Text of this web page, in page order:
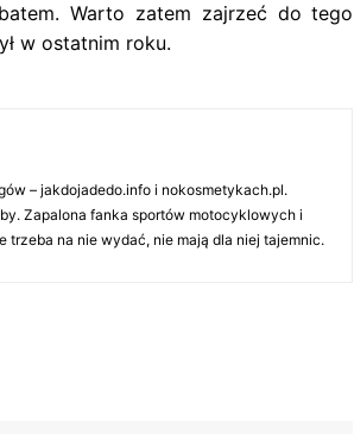
Warto zatem zajrzeć do tego
w ostatnim roku.
– jakdojadedo.info i nokosmetykach.pl.
Zapalona fanka sportów motocyklowych i
na nie wydać, nie mają dla niej tajemnic.